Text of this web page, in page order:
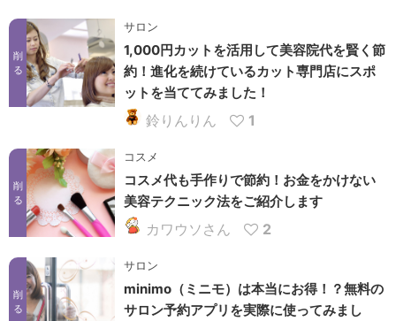
削
る
サロン
1,000円カットを活用して美容院代を賢く節
約！進化を続けているカット専門店にスポ
ットを当ててみました！
鈴りんりん 1
削
る
コスメ
コスメ代も手作りで節約！お金をかけない
美容テクニック法をご紹介します
カワウソさん 2
削
る
サロン
minimo（ミニモ）は本当にお得！？無料の
サロン予約アプリを実際に使ってみまし